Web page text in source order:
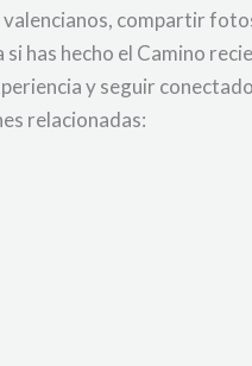
compartir
has hecho el Camino
y seguir
relacionadas: